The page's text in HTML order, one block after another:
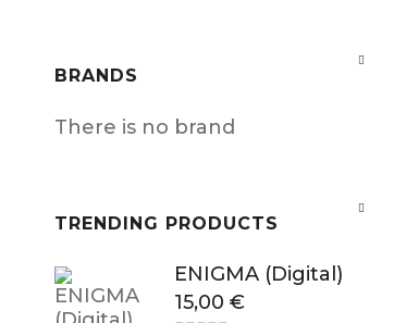
BRANDS
There is no brand
TRENDING PRODUCTS
ENIGMA (Digital)
15,00 €